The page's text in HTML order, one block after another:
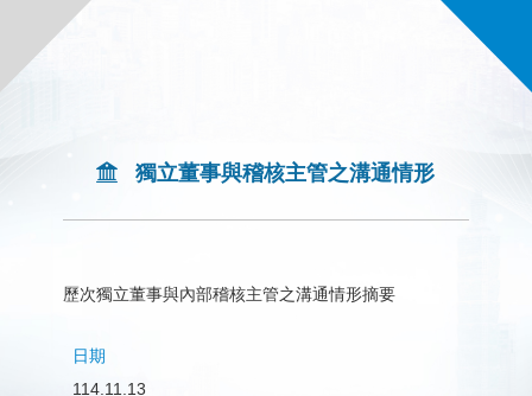
獨立董事與稽核主管之溝通情形
歷次獨立董事與內部稽核主管之溝通情形摘要
日
通
114.11.13